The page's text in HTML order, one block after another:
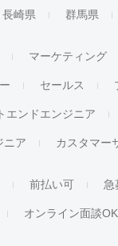
長崎県 群馬県
マーケティング
セールス
エンドエンジニア
ニア カスタマー
前払い可 急
オンライン面談OK